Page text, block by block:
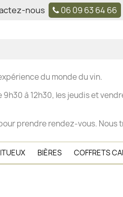
nous 06 09 63 64 66
du monde du vin.
à 12h30, les jeudis et
prendre rendez-vous. Nous
BIÈRES COFFRETS